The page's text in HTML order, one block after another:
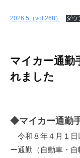
2026.5（vol.268） ダウ
マイカー通勤
れました
◆マイカー通勤
令和８年４月１日
ー通勤（自動車・